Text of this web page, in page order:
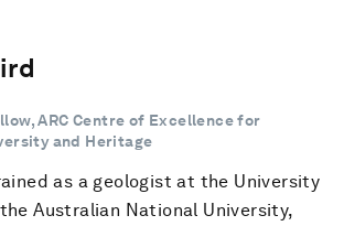
ARC Centre of Excellence for
and Heritage
as a geologist at the University
Australian National University,